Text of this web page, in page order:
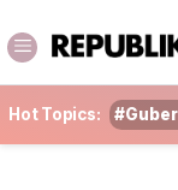
Hot Topics: